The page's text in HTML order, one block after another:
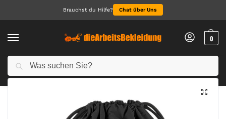
Brauchst du Hilfe? Chat über Uns
0
Start Sicherheitsbekleidung